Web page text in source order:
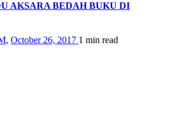
AKSARA BEDAH BUKU DI
, October 26, 2017 1 min read